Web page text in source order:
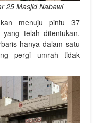
25 Masjid Nabawi
menuju pintu 37
telah ditentukan.
hanya dalam satu
pergi umrah tidak